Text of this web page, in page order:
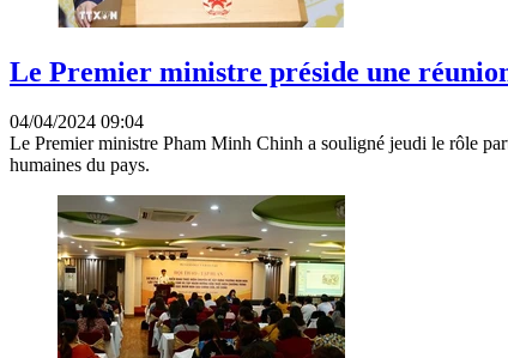
Le Premier ministre préside une
04/04/2024 09:04
Le Premier ministre Pham Minh Chinh a souligné jeudi le rôle
humaines du pays.